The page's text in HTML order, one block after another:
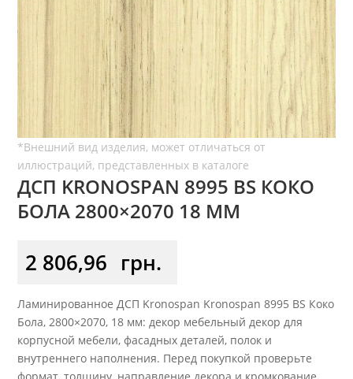
ДСП KRONOSPAN 8995 ВS КОКО
БОЛА 2800×2070 18 ММ
2 806,96 грн.
Ламинированное ДСП Kronospan Kronospan 8995 ВS Коко
Бола, 2800×2070, 18 мм: декор мебельный декор для
корпусной мебели, фасадных деталей, полок и
внутреннего наполнения. Перед покупкой проверьте